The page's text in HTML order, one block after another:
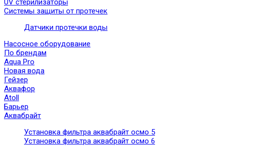
UV стерилизаторы
Системы защиты от протечек
Датчики протечки воды
Насосное оборудование
По брендам
Aqua Pro
Новая вода
Гейзер
Аквафор
Atoll
Барьер
Аквабрайт
Установка фильтра аквабрайт осмо 5
Установка фильтра аквабрайт осмо 6